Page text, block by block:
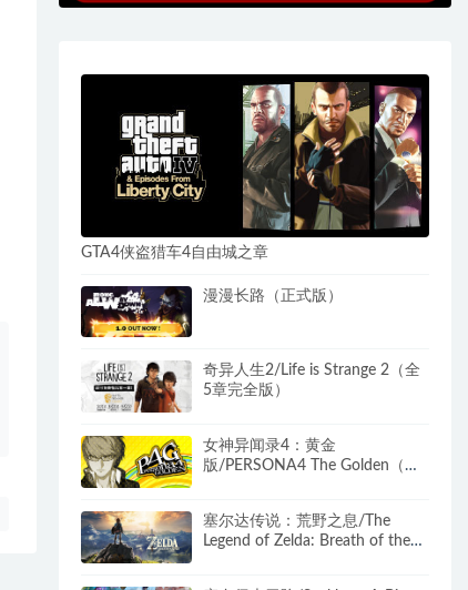
GTA4侠盗猎车4自由城之章
漫漫长路（正式版）
奇异人生2/Life is Strange 2（全
5章完全版）
女神异闻录4：黄金
版/PERSONA4 The Golden（更
塞尔达传说：荒野之息/The
Legend of Zelda: Breath of the